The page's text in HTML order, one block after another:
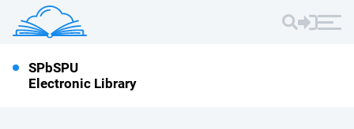
SPbSPU
Electronic Library